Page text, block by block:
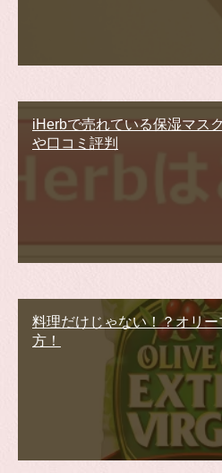
iHerbで売れている保湿マス
や口コミ評判
料理だけじゃない！？オリ
方！